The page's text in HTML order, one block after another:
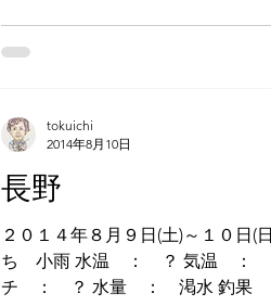
長野
２０１４年８月９日(土)～１０日(日) 天気 ： 曇り
ち 小雨 水温 ： ？ 気温 ： １６～２２℃ ハッ
チ ： ？ 水量 ： 渇水 釣果 ： 岩魚、たなびら
tokuichi
2014年8月10日